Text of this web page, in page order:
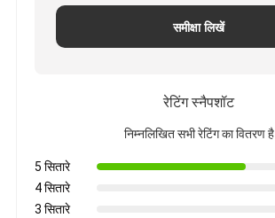
समीक्षा लिखें
रेटिंग स्नैपशॉट
निम्नलिखित सभी रेटिंग का वितरण है
5 सितारे
4 सितारे
3 सितारे